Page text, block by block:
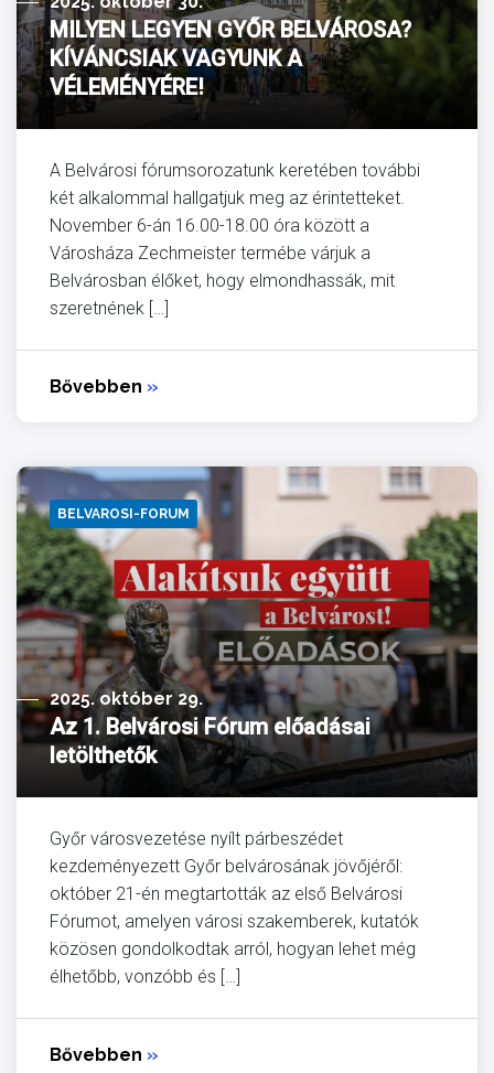
MILYEN LEGYEN GYŐR BELVÁROSA?
KÍVÁNCSIAK VAGYUNK A
VÉLEMÉNYÉRE!
A Belvárosi fórumsorozatunk keretében további
két alkalommal hallgatjuk meg az érintetteket.
November 6-án 16.00-18.00 óra között a
Városháza Zechmeister termébe várjuk a
Belvárosban élőket, hogy elmondhassák, mit
szeretnének […]
Bővebben »
BELVAROSI-FORUM
2025. október 29.
Az 1. Belvárosi Fórum előadásai
letölthetők
Győr városvezetése nyílt párbeszédet
kezdeményezett Győr belvárosának jövőjéről:
október 21-én megtartották az első Belvárosi
Fórumot, amelyen városi szakemberek, kutatók
közösen gondolkodtak arról, hogyan lehet még
élhetőbb, vonzóbb és […]
Bővebben »